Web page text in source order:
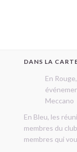
DANS LA
En
Meccano
En Bleu, les
membres du
membres qui